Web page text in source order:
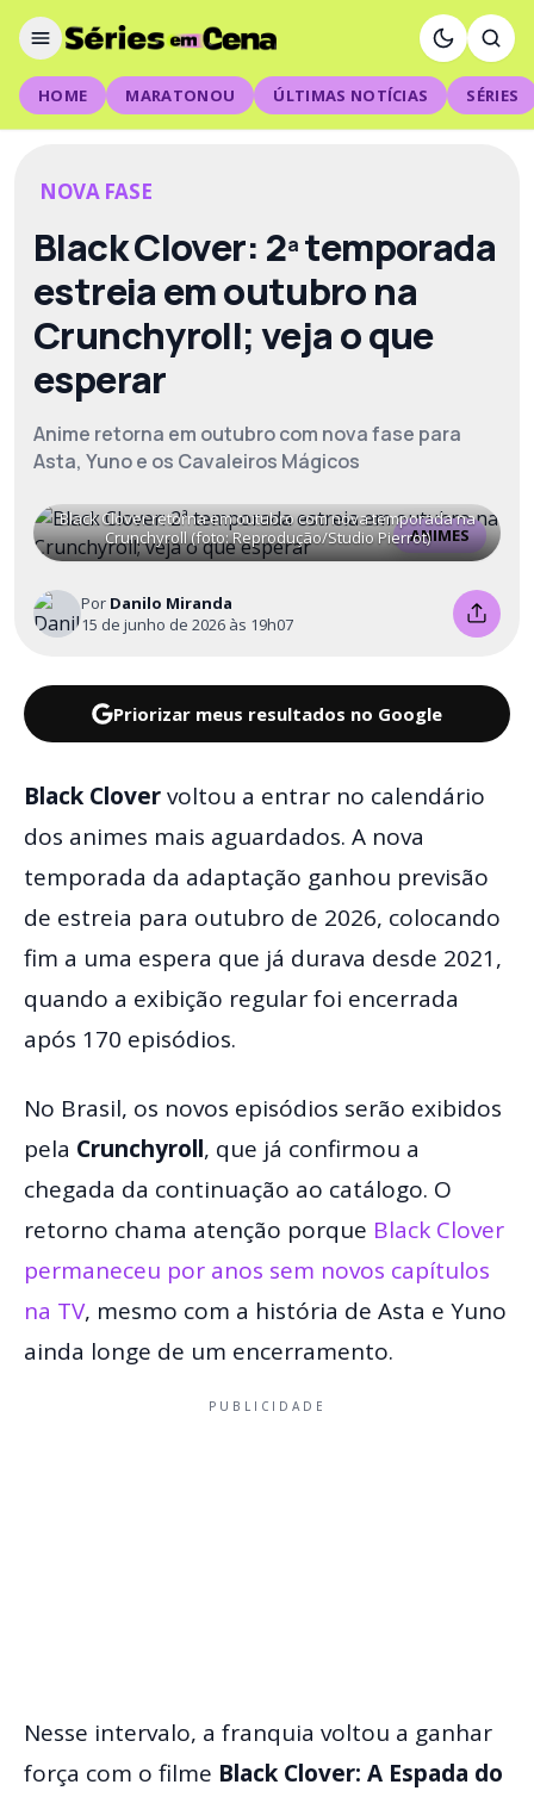
HOME MARATONOU ÚLTIMAS NOTÍCIAS SÉRIES
NOVA FASE
Black Clover: 2ª temporada
estreia em outubro na
Crunchyroll; veja o que
esperar
Anime retorna em outubro com nova fase para
Asta, Yuno e os Cavaleiros Mágicos
ANIMES
Black Clover retorna em outubro com nova temporada na
Crunchyroll (foto: Reprodução/Studio Pierrot)
Por Danilo Miranda
15 de junho de 2026 às 19h07
Priorizar meus resultados no Google
Black Clovervoltou a entrar no calendário
dos animes mais aguardados. A nova
temporada da adaptação ganhou previsão
de estreia para outubro de 2026, colocando
fim a uma espera que já durava desde 2021,
quando a exibição regular foi encerrada
após 170 episódios.
No Brasil, os novos episódios serão exibidos
pela Crunchyroll, que já confirmou a
chegada da continuação ao catálogo. O
retorno chama atenção porque Black Clover
permaneceu por anos sem novos capítulos
na TV, mesmo com a história de Asta e Yuno
ainda longe de um encerramento.
PUBLICIDADE
Nesse intervalo, a franquia voltou a ganhar
força com o filme Black Clover: A Espada do